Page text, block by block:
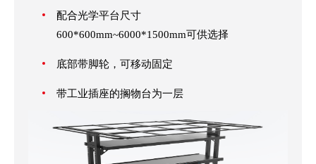
配合光学平台尺寸
600*600mm~6000*1500mm可供选择
底部带脚轮，可移动固定
带工业插座的搁物台为一层